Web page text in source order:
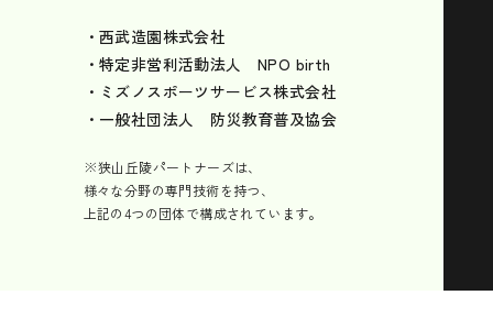
・西武造園株式会社
・特定非営利活動法人 NPO birth
・ミズノスポーツサービス株式会社
・一般社団法人 防災教育普及協会
※狭山丘陵パートナーズは、
様々な分野の専門技術を持つ、
上記の4つの団体で構成されています。